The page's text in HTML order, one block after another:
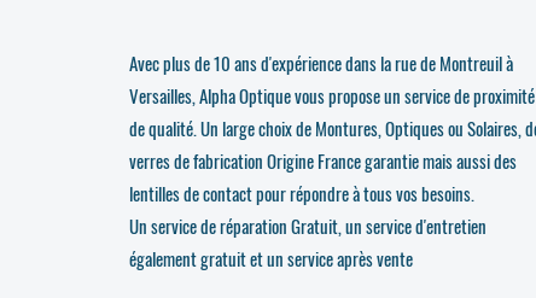
Avec plus de 10 ans d'expérience dans la rue de Montreuil à
Versailles, Alpha Optique vous propose un service de proximité
de qualité. Un large choix de Montures, Optiques ou Solaires,
verres de fabrication Origine France garantie mais aussi des
lentilles de contact pour répondre à tous vos besoins.
Un service de réparation Gratuit, un service d'entretien
également gratuit et un service après vente